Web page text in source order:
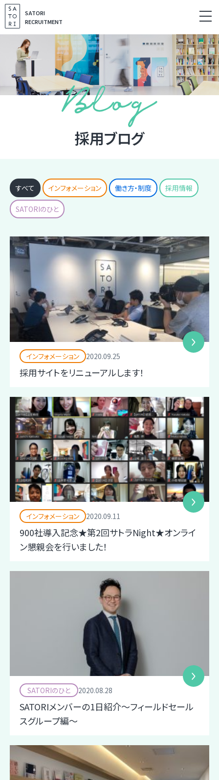
i
o
SATORI
RECRUITMENT
採用ブログ
すべて インフォメーション 働き方・制度 採用情報
SATORIのひと
インフォメーション 2020.09.25
採用サイトをリニューアルします！
インフォメーション 2020.09.11
900社導入記念★第2回サトラNight★オンライ
ン懇親会を行いました！
SATORIのひと 2020.08.28
SATORIメンバーの1日紹介～フィールドセール
スグループ編～